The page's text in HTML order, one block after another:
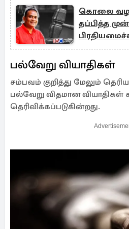
கொலை
தப்பித்த
சிக்கல்
பல்வேறு வியாதிகள்
சம்பவம் குறித்து மேலும்
பல்வேறு விதமான வியாதிகள்
தெரிவிக்கப்படுகின்றது.